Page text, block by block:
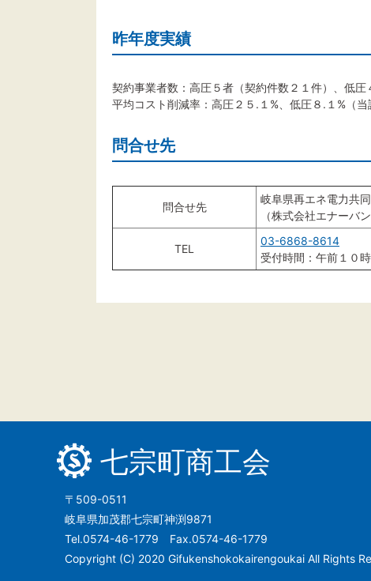
昨年度実績
契約事業者数：高圧５者（契約件数２１件）、低圧
平均コスト削減率：高圧２５.１%、低圧８.１%（
問合せ先
問合せ先
岐阜県再エネ電力共
（株式会社エナーバン
TEL
03-6868-8614
受付時間：午前１０
七宗町商工会
〒509-0511
岐阜県加茂郡七宗町神渕9871
Tel.0574-46-1779 Fax.0574-46-1779
Copyright (C) 2020 Gifukenshokokairengoukai All Rights